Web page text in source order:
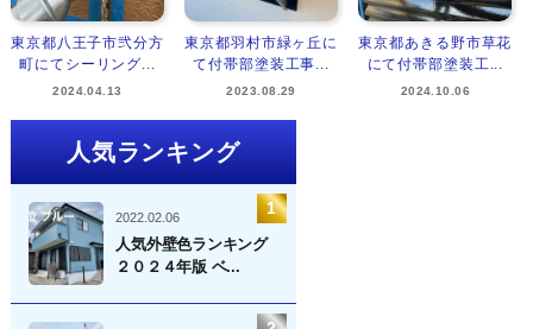
東京都八王子市弐分方
町にてシーリング...
2024.04.13
東京都羽村市緑ヶ丘に
て付帯部塗装工事...
2023.08.29
東京都あきる野市草花
にて付帯部塗装工...
2024.10.06
人気ランキング
2022.02.06
人気外壁色ランキング
２０２４年版 ベ...